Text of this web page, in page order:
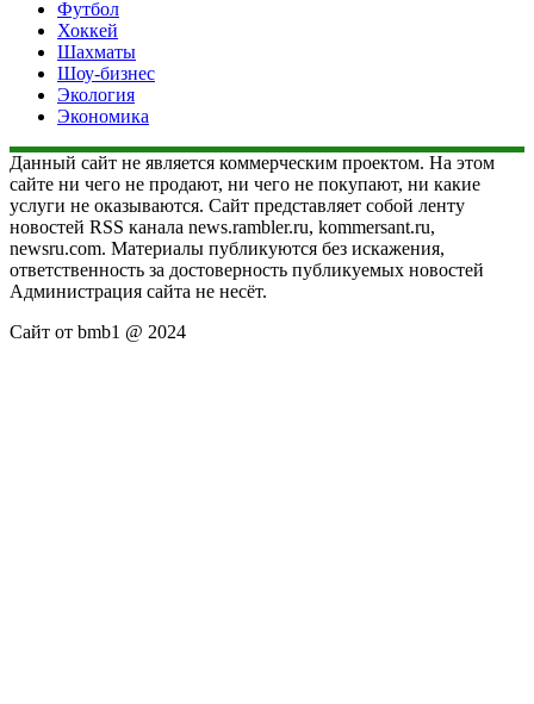
Футбол
Хоккей
Шахматы
Шоу-бизнес
Экология
Экономика
Данный сайт не является коммерческим проектом. На этом
сайте ни чего не продают, ни чего не покупают, ни какие
услуги не оказываются. Сайт представляет собой ленту
новостей RSS канала news.rambler.ru, kommersant.ru,
newsru.com. Материалы публикуются без искажения,
ответственность за достоверность публикуемых новостей
Администрация сайта не несёт.
Сайт от bmb1 @ 2024